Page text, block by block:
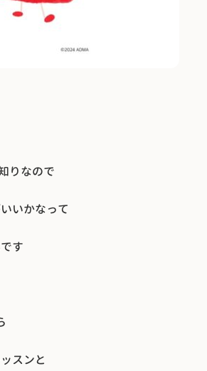
りなので
いかなって
す
スンと